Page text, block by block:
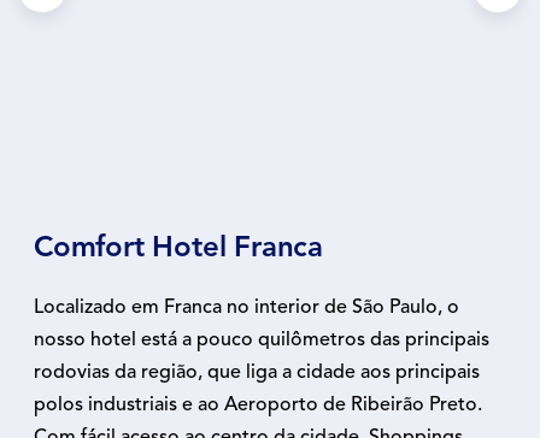
Comfort Hotel Franca
Localizado em Franca no interior de São Paulo, o
nosso hotel está a pouco quilômetros das principais
rodovias da região, que liga a cidade aos principais
polos industriais e ao Aeroporto de Ribeirão Preto.